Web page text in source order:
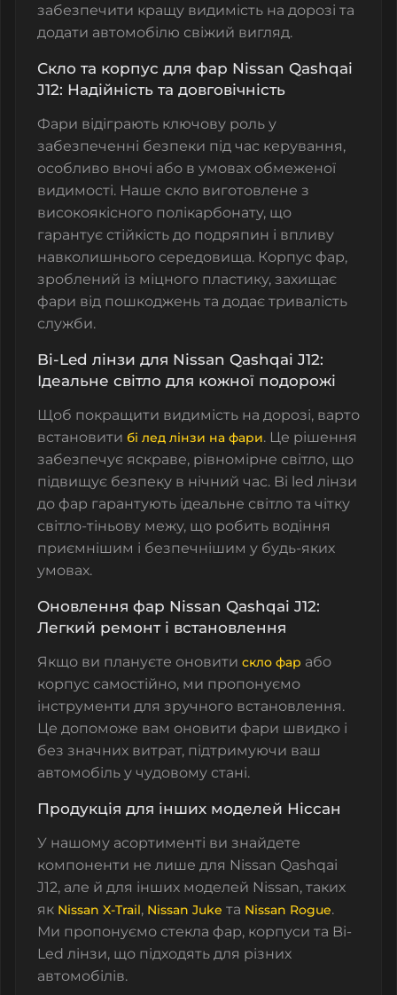
забезпечити кращу видимість на дорозі та
додати автомобілю свіжий вигляд.
Скло та корпус для фар Nissan Qashqai
J12: Надійність та довговічність
Фари відіграють ключову роль у
забезпеченні безпеки під час керування,
особливо вночі або в умовах обмеженої
видимості. Наше скло виготовлене з
високоякісного полікарбонату, що
гарантує стійкість до подряпин і впливу
навколишнього середовища. Корпус фар,
зроблений із міцного пластику, захищає
фари від пошкоджень та додає тривалість
служби.
Bi-Led лінзи для Nissan Qashqai J12:
Ідеальне світло для кожної подорожі
Щоб покращити видимість на дорозі, варто
встановити бі лед лінзи на фари. Це рішення
забезпечує яскраве, рівномірне світло, що
підвищує безпеку в нічний час. Bi led лінзи
до фар гарантують ідеальне світло та чітку
світло-тіньову межу, що робить водіння
приємнішим і безпечнішим у будь-яких
умовах.
Оновлення фар Nissan Qashqai J12:
Легкий ремонт і встановлення
Якщо ви плануєте оновити скло фар або
корпус самостійно, ми пропонуємо
інструменти для зручного встановлення.
Це допоможе вам оновити фари швидко і
без значних витрат, підтримуючи ваш
автомобіль у чудовому стані.
Продукція для інших моделей Ніссан
У нашому асортименті ви знайдете
компоненти не лише для Nissan Qashqai
J12, але й для інших моделей Nissan, таких
як Nissan X-Trail, Nissan Juke та Nissan Rogue.
Ми пропонуємо стекла фар, корпуси та Bi-
Led лінзи, що підходять для різних
автомобілів.